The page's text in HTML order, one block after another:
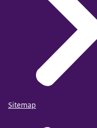
Sitemap